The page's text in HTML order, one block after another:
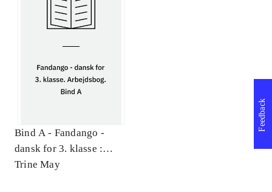
Bind A - Fandango -
dansk for 3. klasse :
grundbog. Arbejdsbog.
Trine May
Feedback